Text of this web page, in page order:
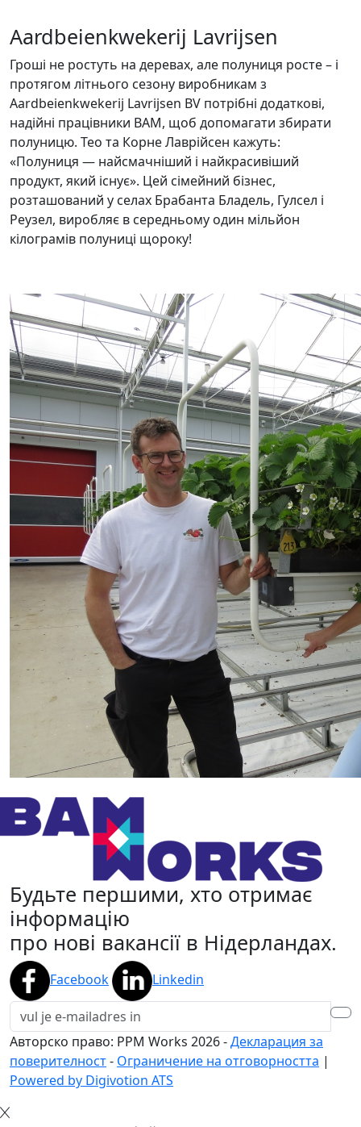
Aardbeienkwekerij Lavrijsen
Гроші не ростуть на деревах, але полуниця росте – і
протягом літнього сезону виробникам з
Aardbeienkwekerij Lavrijsen BV потрібні додаткові,
надійні працівники BAM, щоб допомагати збирати
полуницю. Тео та Корне Лаврійсен кажуть:
«Полуниця — найсмачніший і найкрасивіший
продукт, який існує». Цей сімейний бізнес,
розташований у селах Брабанта Бладель, Гулсел і
Реузел, виробляє в середньому один мільйон
кілограмів полуниці щороку!
Будьте першими, хто отримає
інформацію
про нові вакансії в Нідерландах.
Facebook Linkedin
Авторско право: PPM Works 2026-Декларация за
поверителност- Ограничение на отговорността |
Powered by Digivotion ATS